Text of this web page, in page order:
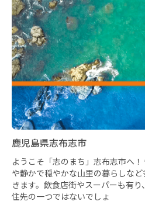
鹿児島県志布志市
ようこそ「志のまち」志布志市へ
や静かで穏やかな山里の暮らしな
きます。飲食店街やスーパーも有
住先の一つではないでしょ